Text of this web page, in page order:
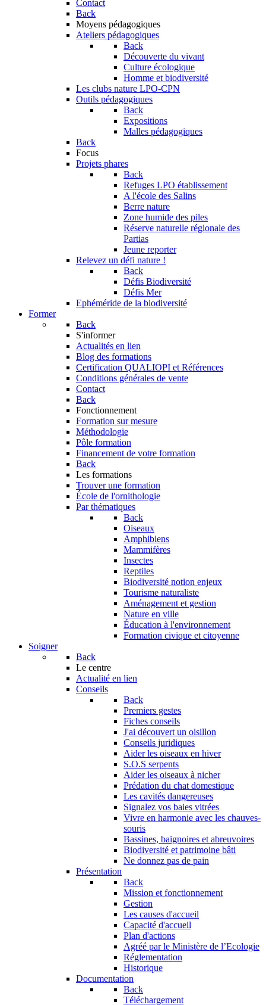
Contact
Back
Moyens pédagogiques
Ateliers pédagogiques
Back
Découverte du vivant
Culture écologique
Homme et biodiversité
Les clubs nature LPO-CPN
Outils pédagogiques
Back
Expositions
Malles pédagogiques
Back
Focus
Projets phares
Back
Refuges LPO établissement
A l'école des Salins
Berre nature
Zone humide des piles
Réserve naturelle régionale des
Partias
Jeune reporter
Relevez un défi nature !
Back
Défis Biodiversité
Défis Mer
Ephéméride de la biodiversité
Former
Back
S'informer
Actualités en lien
Blog des formations
Certification QUALIOPI et Références
Conditions générales de vente
Contact
Back
Fonctionnement
Formation sur mesure
Méthodologie
Pôle formation
Financement de votre formation
Back
Les formations
Trouver une formation
École de l'ornithologie
Par thématiques
Back
Oiseaux
Amphibiens
Mammifères
Insectes
Reptiles
Biodiversité notion enjeux
Tourisme naturaliste
Aménagement et gestion
Nature en ville
Éducation à l'environnement
Formation civique et citoyenne
Soigner
Back
Le centre
Actualité en lien
Conseils
Back
Premiers gestes
Fiches conseils
J'ai découvert un oisillon
Conseils juridiques
Aider les oiseaux en hiver
S.O.S serpents
Aider les oiseaux à nicher
Prédation du chat domestique
Les cavités dangereuses
Signalez vos baies vitrées
Vivre en harmonie avec les chauves-
souris
Bassines, baignoires et abreuvoires
Biodiversité et patrimoine bâti
Ne donnez pas de pain
Présentation
Back
Mission et fonctionnement
Gestion
Les causes d'accueil
Capacité d'accueil
Plan d'actions
Agréé par le Ministère de l’Ecologie
Réglementation
Historique
Documentation
Back
Téléchargement